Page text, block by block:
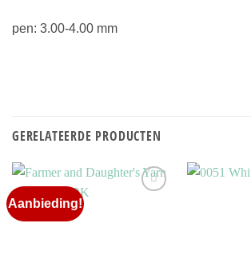
pen: 3.00-4.00 mm
GERELATEERDE PRODUCTEN
Aanbieding!